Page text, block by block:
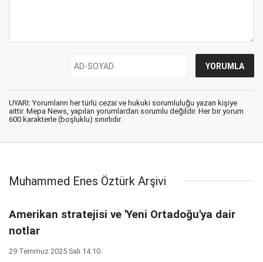
UYARI: Yorumların her türlü cezai ve hukuki sorumluluğu yazan kişiye
aittir. Mepa News, yapılan yorumlardan sorumlu değildir. Her bir yorum
600 karakterle (boşluklu) sınırlıdır.
Muhammed Enes Öztürk Arşivi
Amerikan stratejisi ve 'Yeni Ortadoğu'ya dair
notlar
29 Temmuz 2025 Salı 14:10